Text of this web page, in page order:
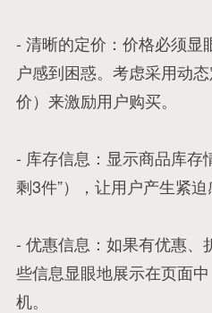
- 清晰的定价：价格必须显
户感到困惑。考虑采用动
价）来激励用户购买。
- 库存信息：显示商品库存
剩3件”），让用户产生紧迫
- 优惠信息：如果有优惠、
些信息显眼地展示在页面
机。